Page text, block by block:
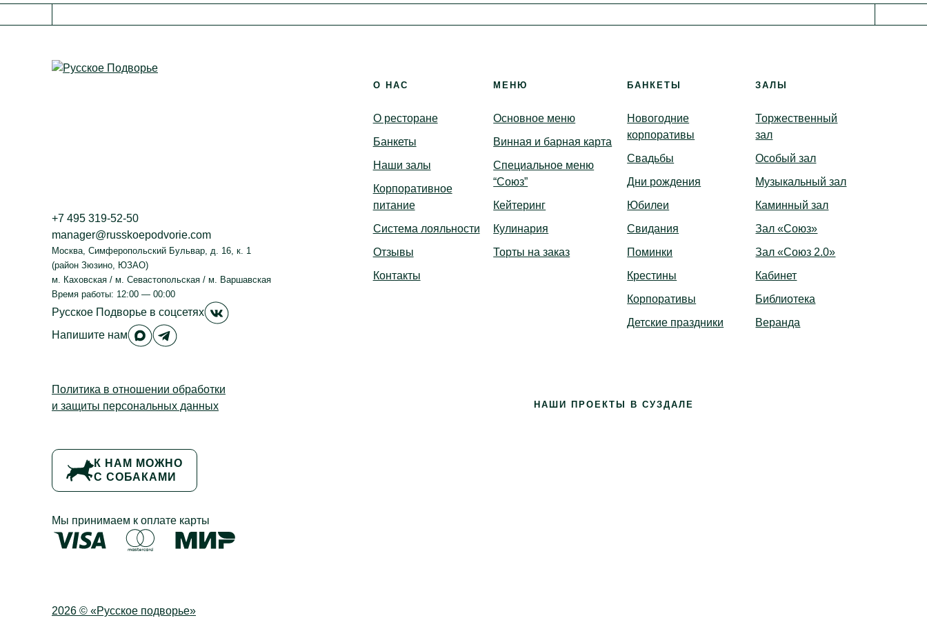
+7 495 319-52-50
manager@russkoepodvorie.com
Москва Симферопольский Бульвар, д. 16, к. 1
(район Зюзино, ЮЗАО)
м. Каховская / м. Севастопольская / м. Варшавская
Время работы: 12:00 — 00:00
Русское Подворье в соцсетях
Напишите нам Русское Подворье в Max
Политика в отношении обработки
и защиты персональных данных
К НАМ МОЖНО
С СОБАКАМИ
Мы принимаем к оплате карты
2026 © «Русское подворье»
О НАС
О ресторане
Банкеты
Наши залы
Корпоративное
питание
Система лояльности
Отзывы
Контакты
МЕНЮ
Основное меню
Винная и барная карта
Специальное меню
“Союз”
Кейтеринг
Кулинария
Торты на заказ
БАНКЕТЫ
Новогодние
корпоративы
Свадьбы
Дни рождения
Юбилеи
Свидания
Поминки
Крестины
Корпоративы
Детские праздники
ЗАЛЫ
Торжественный
зал
Особый зал
Музыкальный зал
Каминный зал
Зал «Союз»
Зал «Союз 2.0»
Кабинет
Библиотека
Веранда
НАШИ ПРОЕКТЫ В СУЗДАЛЕ